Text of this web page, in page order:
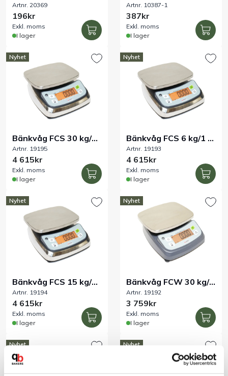
145x92xH77 mm
Pureline
Artnr. 20369
196kr
Exkl. moms
I lager
rostfri 11-del
Artnr. 10387-1
387kr
Exkl. moms
I lager
Nyhet
Bänkvåg FCS 30 kg/5
g IP68 rostfri
Artnr. 19195
4 615kr
Exkl. moms
I lager
Nyhet
Bänkvåg FCS 6 kg/1 g
IP68 rostfri
Artnr. 19193
4 615kr
Exkl. moms
I lager
Nyhet
Bänkvåg FCS 15 kg/2
g IP68 rostfri
Artnr. 19194
4 615kr
Exkl. moms
I lager
Nyhet
Bänkvåg FCW 30 kg/5
g IP68 ABS
Artnr. 19192
3 759kr
Exkl. moms
I lager
Nyhet Nyhet